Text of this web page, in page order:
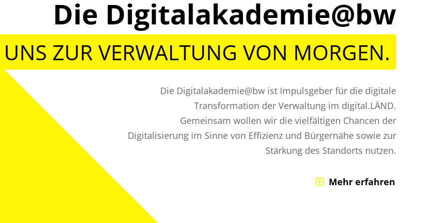
Die Digitalakademie@bw
ZUR VERWALTUNG VON MORGEN.
Die Digitalakademie@bw ist Impulsgeber für die digitale
Transformation der Verwaltung im digital.LÄND.
Gemeinsam wollen wir die vielfältigen Chancen der
Digitalisierung im Sinne von Effizienz und Bürgernähe sowie zur
Stärkung des Standorts nutzen.
Mehr erfahren